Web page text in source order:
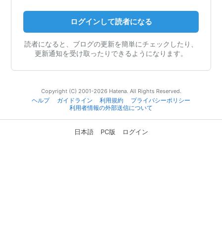
ログインして読者になる
読者になると、ブログの更新を簡単にチェックしたり、
更新通知を受け取ったりできるようになります。
Copyright (C) 2001-2026 Hatena. All Rights Reserved.
ヘルプ
ガイドライン 利用規約
プライバシーポリシー
利用者情報の外部送信について
日本語 PC版 ログイン